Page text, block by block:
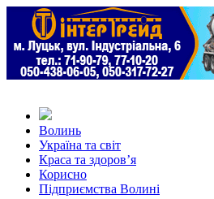
Волинь
Україна та світ
Краса та здоров’я
Корисно
Підприємства Волині